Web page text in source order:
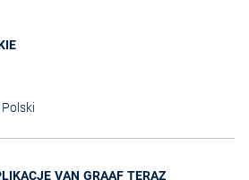
VAN GRAAF TERAZ